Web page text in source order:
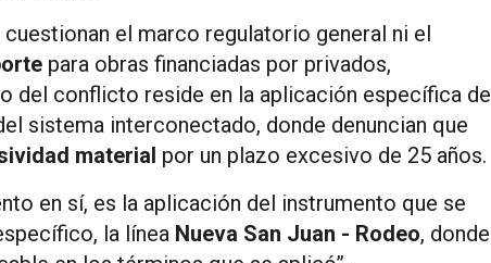
el marco regulatorio general ni el
para obras financiadas por privados,
del conflicto reside en la aplicación específica de
sistema interconectado, donde denuncian que
material por un plazo excesivo de 25 años.
en sí, es la aplicación del instrumento que se
la línea Nueva San Juan - Rodeo, donde